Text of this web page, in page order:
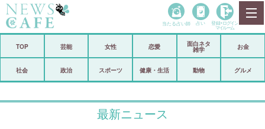
政治
スポーツ
当たる占い師 占い 登録• ログイン
マイルーム
TOP 芸能 女性 恋愛
面白ネタ
雑学
お金
社会 政治 スポーツ 健康・生活 動物 グルメ
最新ニュース